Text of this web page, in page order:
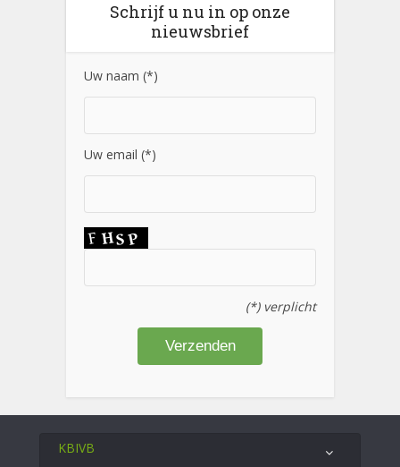
Schrijf u nu in op onze
nieuwsbrief
Uw naam (*)
Uw email (*)
(*) verplicht
KBIVB